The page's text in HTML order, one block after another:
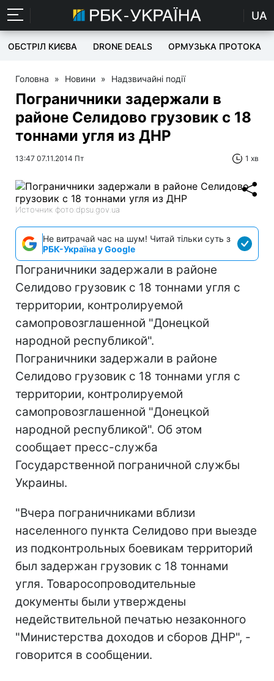
UA
ОБСТРІЛ КИЄВА DRONE DEALS ОРМУЗЬКА ПРОТОКА
Головна » Новини » Надзвичайні події
Пограничники задержали в
районе Селидово грузовик с 18
тоннами угля из ДНР
13:47 07.11.2014 Пт 1 хв
Источник фото:dpsu.gov.ua
Не витрачай час на шум! Читай тільки суть з
РБК-Україна у Google
Пограничники задержали в районе
Селидово грузовик с 18 тоннами угля с
территории, контролируемой
самопровозглашенной "Донецкой
народной республикой".
Пограничники задержали в районе
Селидово грузовик с 18 тоннами угля с
территории, контролируемой
самопровозглашенной "Донецкой
народной республикой". Об этом
сообщает пресс-служба
Государственной пограничной службы
Украины.
"Вчера пограничниками вблизи
населенного пункта Селидово при выезде
из подконтрольных боевикам территорий
был задержан грузовик с 18 тоннами
угля. Товаросопроводительные
документы были утверждены
недействительной печатью незаконного
"Министерства доходов и сборов ДНР", -
говорится в сообщении.